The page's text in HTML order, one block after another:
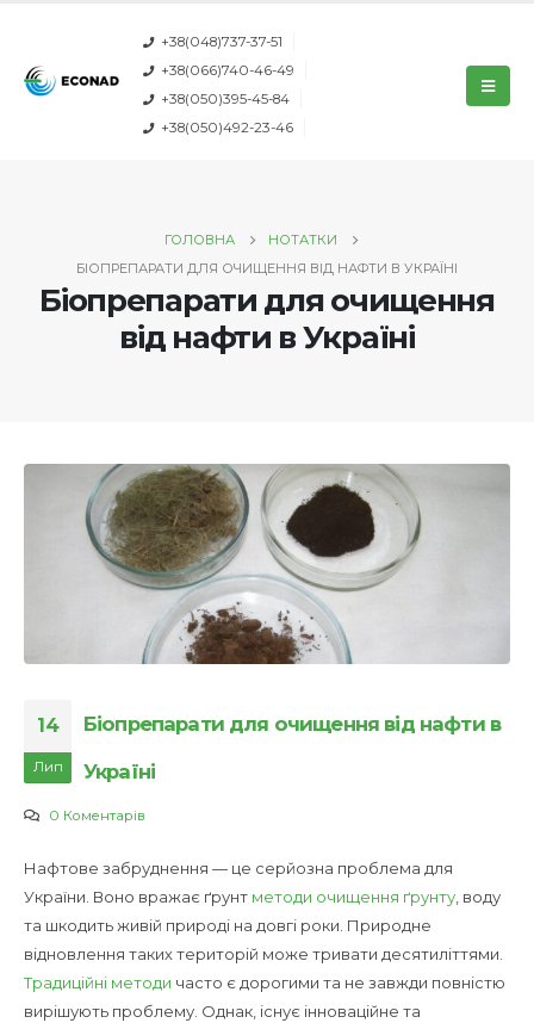
+38(048)737-37-51
+38(066)740-46-49
+38(050)395-45-84
+38(050)492-23-46
ГОЛОВНА
НОТАТКИ
БІОПРЕПАРАТИ ДЛЯ ОЧИЩЕННЯ ВІД НАФТИ В УКРАЇНІ
Біопрепарати для очищення
від нафти в Україні
14
Лип
Біопрепарати для очищення від нафти в
Україні
0 Коментарів
Нафтове забруднення — це серйозна проблема для
України. Воно вражає ґрунт методи очищення ґрунту, воду
та шкодить живій природі на довгі роки. Природне
відновлення таких територій може тривати десятиліттями.
Традиційні методи часто є дорогими та не завжди повністю
вирішують проблему. Однак, існує інноваційне та